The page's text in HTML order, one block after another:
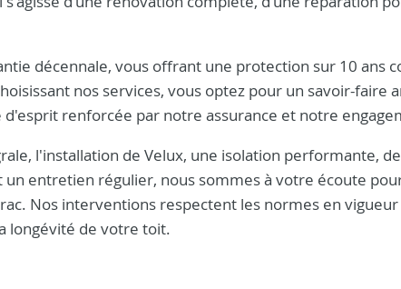
décennale, vous offrant une protection sur 10 ans
nos services, vous optez pour un savoir-faire
renforcée par notre assurance et notre
l'installation de Velux, une isolation performante,
entretien régulier, nous sommes à votre écoute
Nos interventions respectent les normes en
longévité de votre toit.